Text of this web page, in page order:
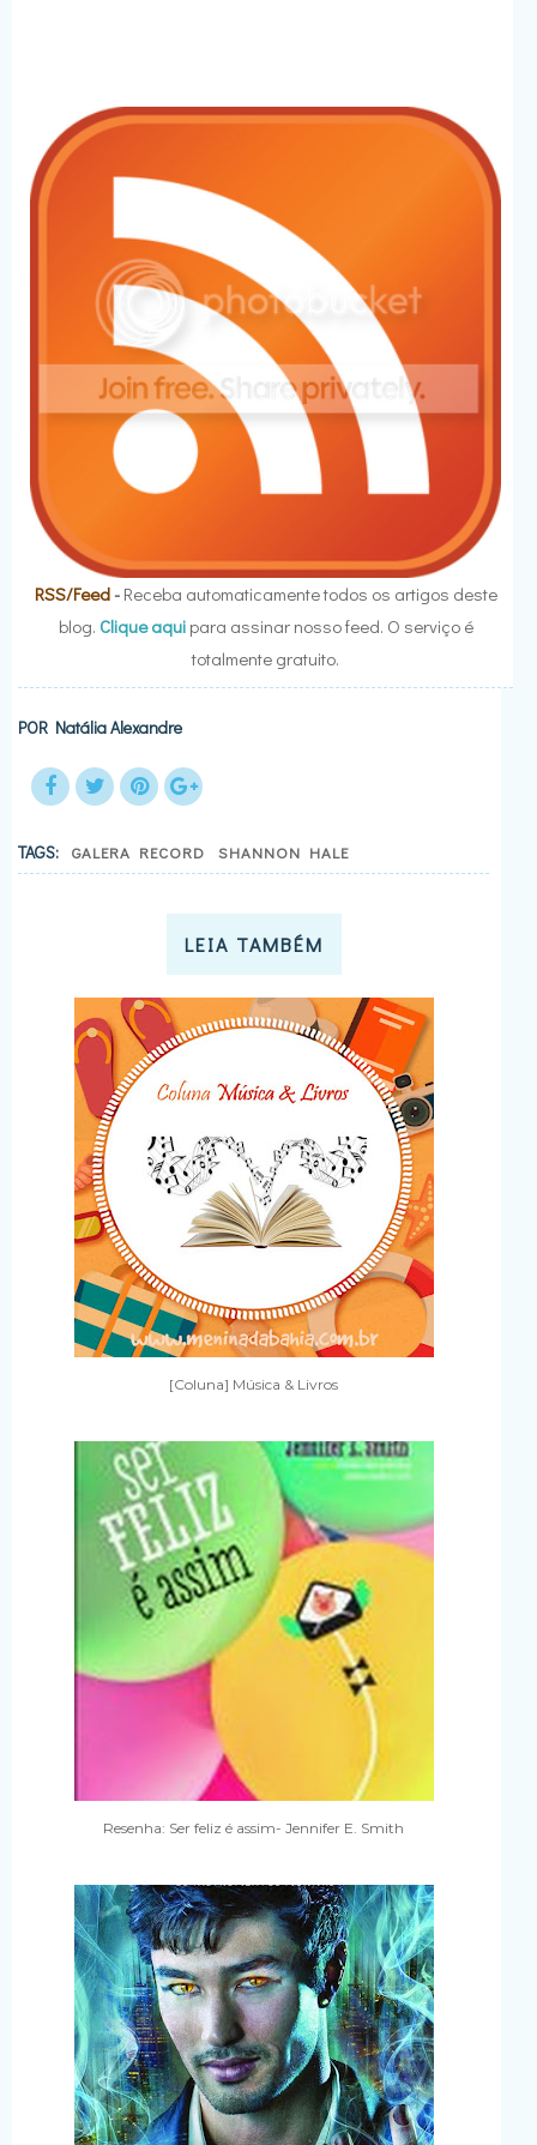
RSS/Feed- Receba automaticamente todos os artigos deste
blog. Clique aquipara assinar nosso feed. O serviço é
totalmente gratuito.
POR Natália Alexandre
TAGS: GALERA RECORD SHANNON HALE
LEIA TAMBÉM
[Coluna] Música & Livros
Resenha: Ser feliz é assim- Jennifer E. Smith